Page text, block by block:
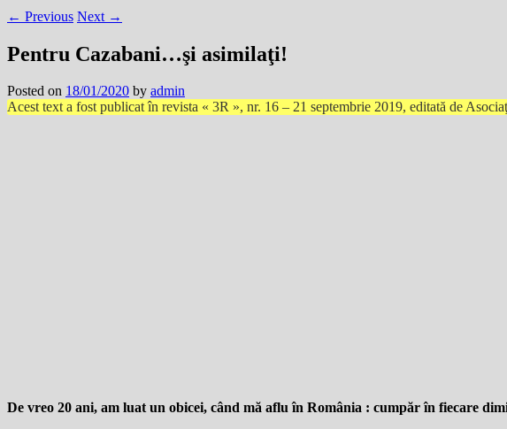
← Previous Next →
Pentru Cazabani…şi asimilaţi!
Posted on 18/01/2020 by admin
Acest text a fost publicat în revista « 3R », nr. 16 – 21 septembrie 2019, editată de
De vreo 20 ani, am luat un obicei, când mă aflu în România : cumpăr în fiecare